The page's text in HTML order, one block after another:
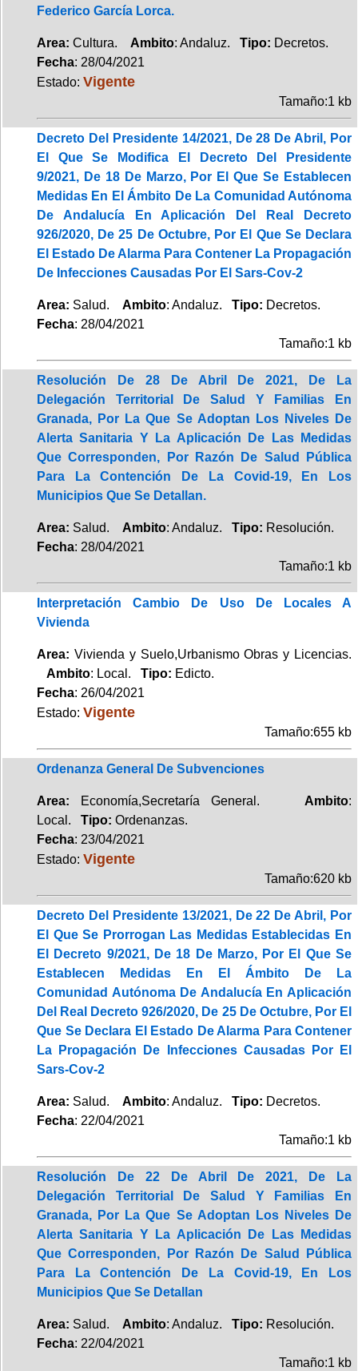
Federico García Lorca.
Area: Cultura. Ambito: Andaluz. Tipo: Decretos.
Fecha: 28/04/2021
Estado: Vigente
Tamaño:1 kb
Decreto Del Presidente 14/2021, De 28 De Abril, Por
El Que Se Modifica El Decreto Del Presidente
9/2021, De 18 De Marzo, Por El Que Se Establecen
Medidas En El Ámbito De La Comunidad Autónoma
De Andalucía En Aplicación Del Real Decreto
926/2020, De 25 De Octubre, Por El Que Se Declara
El Estado De Alarma Para Contener La Propagación
De Infecciones Causadas Por El Sars-Cov-2
Area: Salud. Ambito: Andaluz. Tipo: Decretos.
Fecha: 28/04/2021
Tamaño:1 kb
Resolución De 28 De Abril De 2021, De La
Delegación Territorial De Salud Y Familias En
Granada, Por La Que Se Adoptan Los Niveles De
Alerta Sanitaria Y La Aplicación De Las Medidas
Que Corresponden, Por Razón De Salud Pública
Para La Contención De La Covid-19, En Los
Municipios Que Se Detallan.
Area: Salud. Ambito: Andaluz. Tipo: Resolución.
Fecha: 28/04/2021
Tamaño:1 kb
Interpretación Cambio De Uso De Locales A
Vivienda
Area: Vivienda y Suelo,Urbanismo Obras y Licencias.
Ambito: Local. Tipo: Edicto.
Fecha: 26/04/2021
Estado: Vigente
Tamaño:655 kb
Ordenanza General De Subvenciones
Area: Economía,Secretaría General. Ambito:
Local. Tipo: Ordenanzas.
Fecha: 23/04/2021
Estado: Vigente
Tamaño:620 kb
Decreto Del Presidente 13/2021, De 22 De Abril, Por
El Que Se Prorrogan Las Medidas Establecidas En
El Decreto 9/2021, De 18 De Marzo, Por El Que Se
Establecen Medidas En El Ámbito De La
Comunidad Autónoma De Andalucía En Aplicación
Del Real Decreto 926/2020, De 25 De Octubre, Por El
Que Se Declara El Estado De Alarma Para Contener
La Propagación De Infecciones Causadas Por El
Sars-Cov-2
Area: Salud. Ambito: Andaluz. Tipo: Decretos.
Fecha: 22/04/2021
Tamaño:1 kb
Resolución De 22 De Abril De 2021, De La
Delegación Territorial De Salud Y Familias En
Granada, Por La Que Se Adoptan Los Niveles De
Alerta Sanitaria Y La Aplicación De Las Medidas
Que Corresponden, Por Razón De Salud Pública
Para La Contención De La Covid-19, En Los
Municipios Que Se Detallan
Area: Salud. Ambito: Andaluz. Tipo: Resolución.
Fecha: 22/04/2021
Tamaño:1 kb